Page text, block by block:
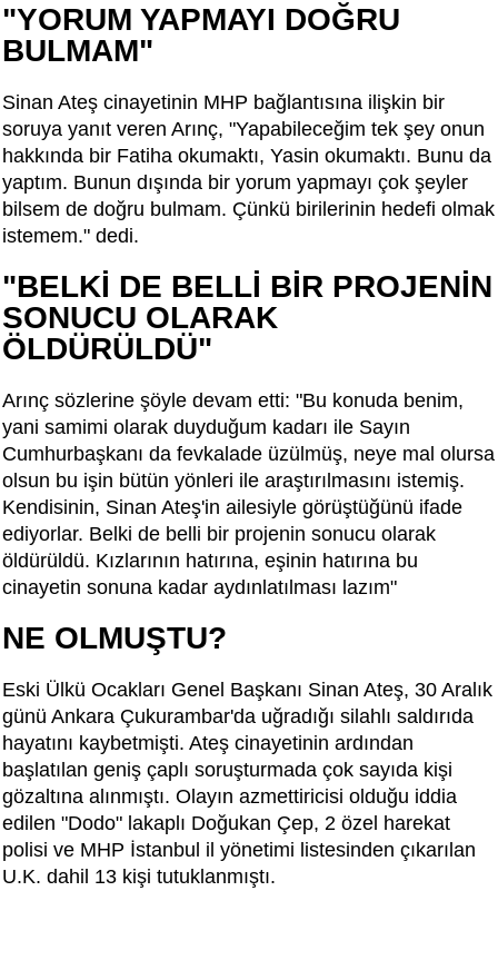
"YORUM YAPMAYI DOĞRU
BULMAM"
Sinan Ateş cinayetinin MHP bağlantısına ilişkin bir
soruya yanıt veren Arınç, "Yapabileceğim tek şey onun
hakkında bir Fatiha okumaktı, Yasin okumaktı. Bunu da
yaptım. Bunun dışında bir yorum yapmayı çok şeyler
bilsem de doğru bulmam. Çünkü birilerinin hedefi olmak
istemem." dedi.
"BELKİ DE BELLİ BİR PROJENİN
SONUCU OLARAK
ÖLDÜRÜLDÜ"
Arınç sözlerine şöyle devam etti: "Bu konuda benim,
yani samimi olarak duyduğum kadarı ile Sayın
Cumhurbaşkanı da fevkalade üzülmüş, neye mal olursa
olsun bu işin bütün yönleri ile araştırılmasını istemiş.
Kendisinin, Sinan Ateş'in ailesiyle görüştüğünü ifade
ediyorlar. Belki de belli bir projenin sonucu olarak
öldürüldü. Kızlarının hatırına, eşinin hatırına bu
cinayetin sonuna kadar aydınlatılması lazım"
NE OLMUŞTU?
Eski Ülkü Ocakları Genel Başkanı Sinan Ateş, 30 Aralık
günü Ankara Çukurambar'da uğradığı silahlı saldırıda
hayatını kaybetmişti. Ateş cinayetinin ardından
başlatılan geniş çaplı soruşturmada çok sayıda kişi
gözaltına alınmıştı. Olayın azmettiricisi olduğu iddia
edilen "Dodo" lakaplı Doğukan Çep, 2 özel harekat
polisi ve MHP İstanbul il yönetimi listesinden çıkarılan
U.K. dahil 13 kişi tutuklanmıştı.